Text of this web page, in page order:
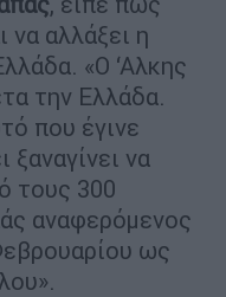
αλλάξει η
«Ο ‘Αλκης
την Ελλάδα.
που έγινε
να
τους 300
αναφερόμενος
ως